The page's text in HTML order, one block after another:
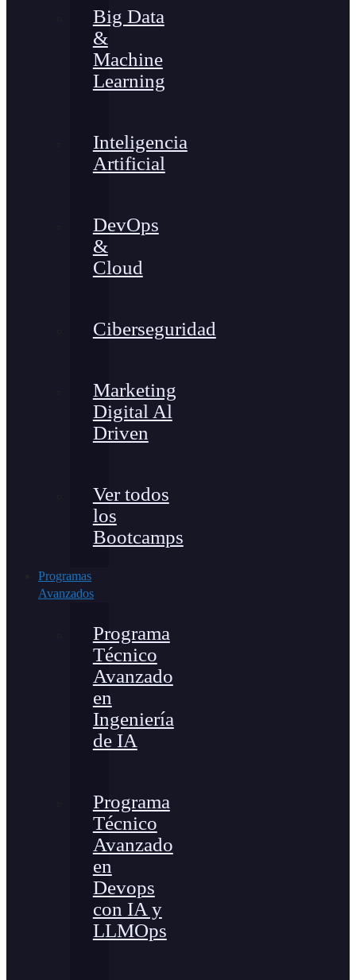
Big Data
&
Machine
Learning
Inteligencia
Artificial
DevOps
&
Cloud
Ciberseguridad
Marketing
Digital Al
Driven
Ver todos
los
Bootcamps
Programas
Avanzados
Programa
Técnico
Avanzado
en
Ingeniería
de IA
Programa
Técnico
Avanzado
en
Devops
con IA y
LLMOps